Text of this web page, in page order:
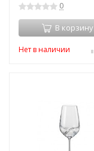
0
В корзину
Нет в наличии